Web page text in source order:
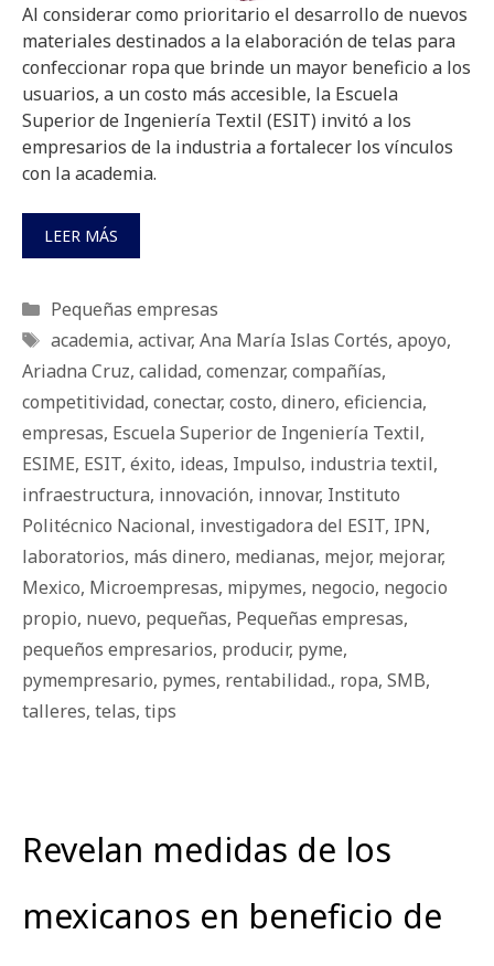
Al considerar como prioritario el desarrollo de nuevos
materiales destinados a la elaboración de telas para
confeccionar ropa que brinde un mayor beneficio a los
usuarios, a un costo más accesible, la Escuela
Superior de Ingeniería Textil (ESIT) invitó a los
empresarios de la industria a fortalecer los vínculos
con la academia.
LEER MÁS
Categorías
Pequeñas empresas
Etiquetas
academia, activar, Ana María Islas Cortés, apoyo,
Ariadna Cruz, calidad, comenzar, compañías,
competitividad, conectar, costo, dinero, eficiencia,
empresas, Escuela Superior de Ingeniería Textil,
ESIME, ESIT, éxito, ideas, Impulso, industria textil,
infraestructura, innovación, innovar, Instituto
Politécnico Nacional, investigadora del ESIT, IPN,
laboratorios, más dinero, medianas, mejor, mejorar,
Mexico, Microempresas, mipymes, negocio, negocio
propio, nuevo, pequeñas, Pequeñas empresas,
pequeños empresarios, producir, pyme,
pymempresario, pymes, rentabilidad., ropa, SMB,
talleres, telas, tips
Revelan medidas de los
mexicanos en beneficio de